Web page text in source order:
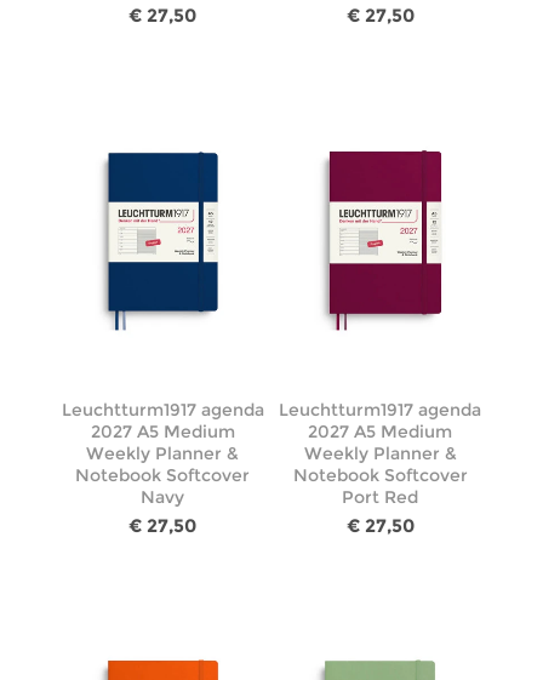
€ 27,50 € 27,50
Leuchtturm1917 agenda
2027 A5 Medium
Weekly Planner &
Notebook Softcover
Navy
€ 27,50
Leuchtturm1917 agenda
2027 A5 Medium
Weekly Planner &
Notebook Softcover
Port Red
€ 27,50